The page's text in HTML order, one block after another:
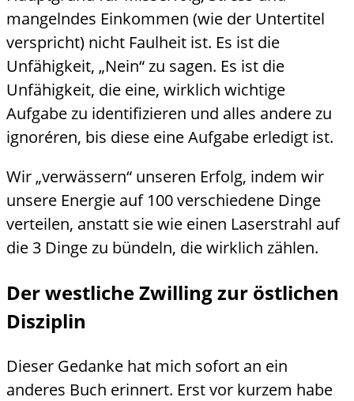
mangelndes Einkommen (wie der Untertitel
verspricht) nicht Faulheit ist. Es ist die
Unfähigkeit, „Nein“ zu sagen. Es ist die
Unfähigkeit, die eine, wirklich wichtige
Aufgabe zu identifizieren und alles andere zu
ignoréren, bis diese eine Aufgabe erledigt ist.
Wir „verwässern“ unseren Erfolg, indem wir
unsere Energie auf 100 verschiedene Dinge
verteilen, anstatt sie wie einen Laserstrahl auf
die 3 Dinge zu bündeln, die wirklich zählen.
Der westliche Zwilling zur östlichen
Disziplin
Dieser Gedanke hat mich sofort an ein
anderes Buch erinnert. Erst vor kurzem habe